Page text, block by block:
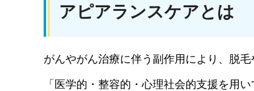
アピアランスケアとは
がんやがん治療に伴う副作用により、脱
「医学的・整容的・心理社会的支援を用